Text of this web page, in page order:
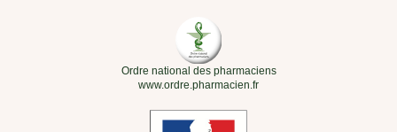
Ordre national des pharmaciens
www.ordre.pharmacien.fr